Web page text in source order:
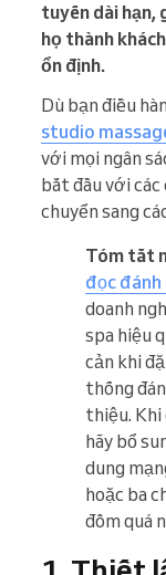
tuyến dài hạn,
họ thành
ổn định.
Dù bạn điều
studio
với mọi ngân
bắt đầu với
chuyển sang
Tóm tắt
đọc đánh
doanh
spa hiệu
cản khi
thống
thiệu. Khi
hãy bổ
dung
hoặc ba
đồm quá